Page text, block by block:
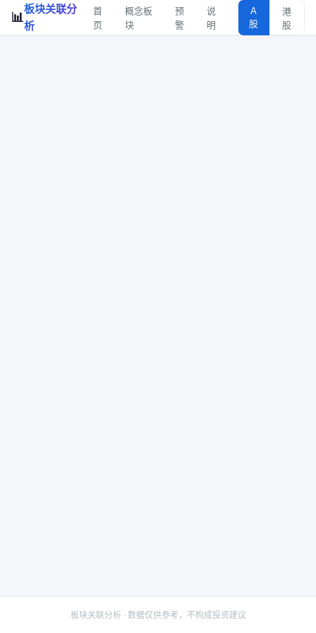
📊
板块关联分
析
首
页
概念板
块
预
警
说
明
A
股
港
股
板块关联分析 · 数据仅供参考，不构成投资建议